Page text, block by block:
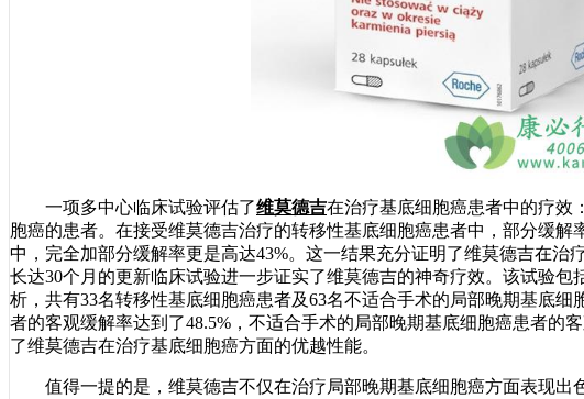
一项多中心临床试验评估了维莫德吉在治疗基底细胞癌患者中的疗效
胞癌的患者。在接受维莫德吉治疗的转移性基底细胞癌患者中，部分缓解
中，完全加部分缓解率更是高达43%。这一结果充分证明了维莫德吉在治
长达30个月的更新临床试验进一步证实了维莫德吉的神奇疗效。该试验
析，共有33名转移性基底细胞癌患者及63名不适合手术的局部晚期基底
者的客观缓解率达到了48.5%，不适合手术的局部晚期基底细胞癌患者的
了维莫德吉在治疗基底细胞癌方面的优越性能。
值得一提的是，维莫德吉不仅在治疗局部晚期基底细胞癌方面表现出